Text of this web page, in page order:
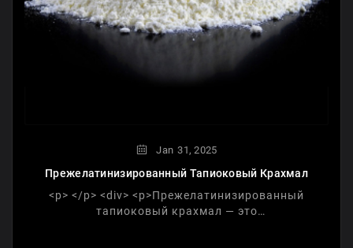
Jan 31, 2025
Прежелатинизированный Тапиоковый Крахмал
<p> </p> <div> <p>Прежелатинизированный
тапиоковый крахмал — это